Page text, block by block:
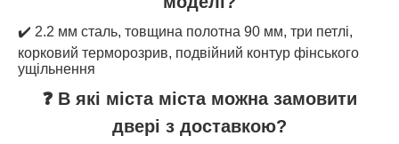
✔️ 2.2 мм сталь, товщина полотна 90 мм, три петлі,
корковий терморозрив, подвійний контур фінського
ущільнення
❓ В які міста міста можна замовити
двері з доставкою?